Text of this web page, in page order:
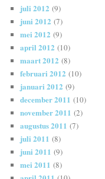
juli 2012 (9)
juni 2012 (7)
mei 2012 (9)
april 2012 (10)
maart 2012 (8)
februari 2012 (10)
januari 2012 (9)
december 2011 (10)
november 2011 (2)
augustus 2011 (7)
juli 2011 (8)
juni 2011 (9)
mei 2011 (8)